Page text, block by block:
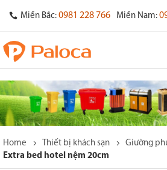
Miền Bắc: 0981 228 766 Miền Nam:
Home Thiết bị khách sạn
Giường
Extra bed hotel nệm 20cm